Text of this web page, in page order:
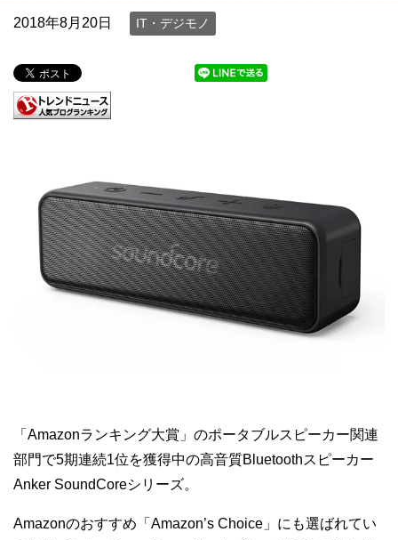
2018年8月20日 IT・デジモノ
「Amazonランキング大賞」のポータブルスピーカー関連
部門で5期連続1位を獲得中の高音質Bluetoothスピーカー
Anker SoundCoreシリーズ。
Amazonのおすすめ「Amazon’s Choice」にも選ばれてい